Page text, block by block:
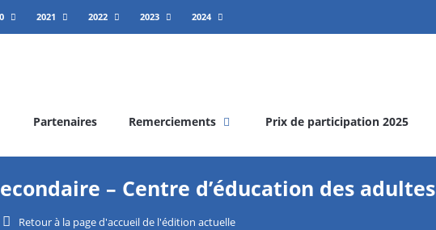
2021 2022 2023 2024
Partenaires Remerciements Prix de participation 2025
– Centre d’éducation des adultes
Retour à la page d'accueil de l'édition actuelle